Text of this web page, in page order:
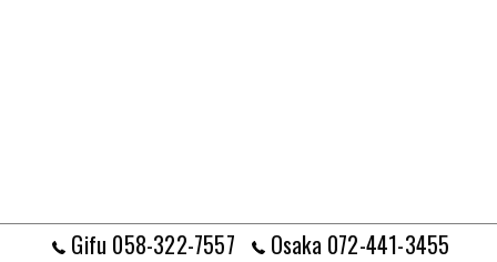
Gifu 058-322-7557 Osaka 072-441-3455